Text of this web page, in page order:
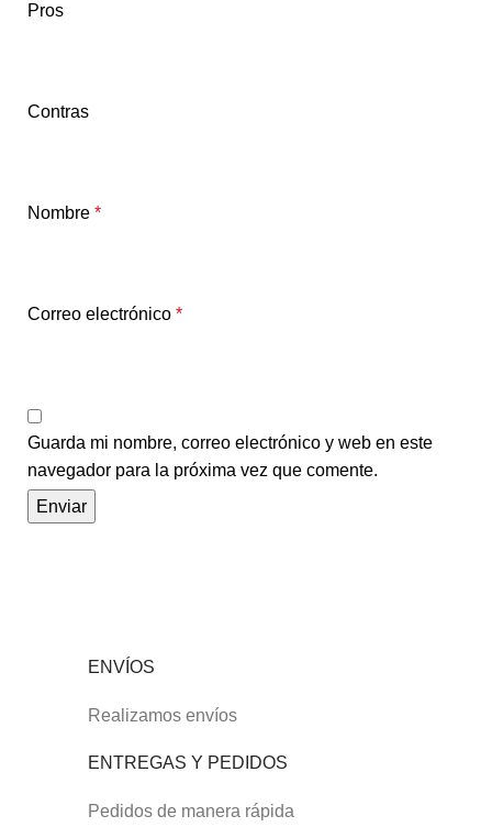
Pros
Contras
Nombre *
Correo electrónico *
Guarda mi nombre, correo electrónico y web en este
navegador para la próxima vez que comente.
ENVÍOS
Realizamos envíos
ENTREGAS Y PEDIDOS
Pedidos de manera rápida